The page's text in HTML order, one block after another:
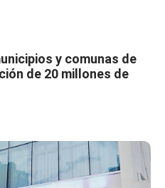
y comunas de
de 20 millones de